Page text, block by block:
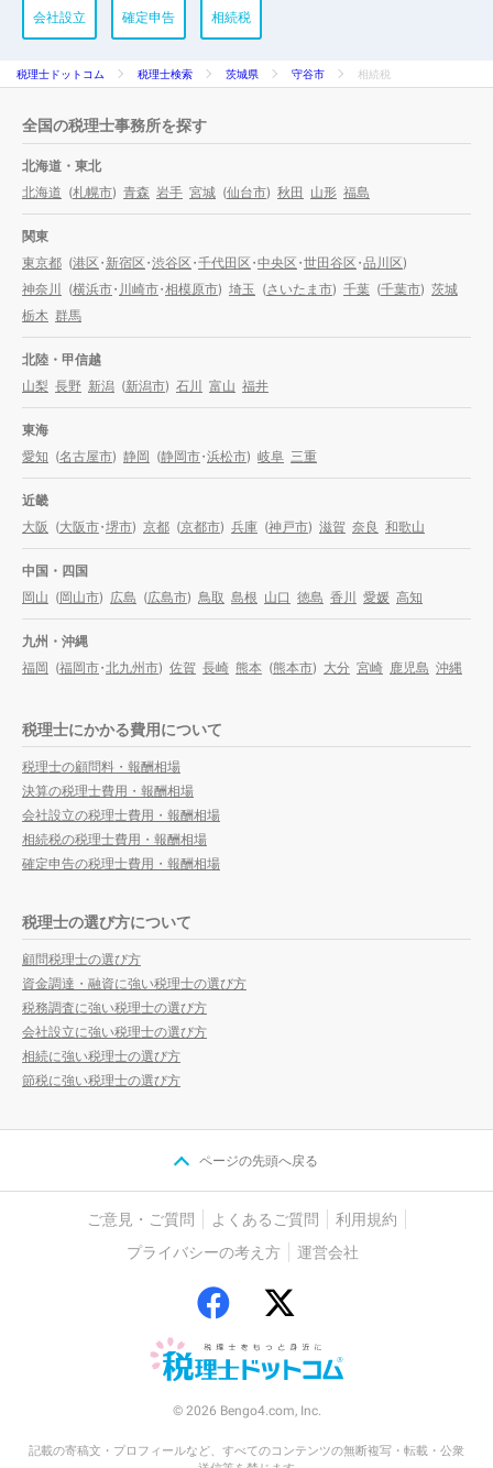
会社設立 確定申告 相続税
税理士ドットコム 税理士検索 茨城県 守谷市 相続税
全国の税理士事務所を探す
北海道・東北
北海道 (札幌市) 青森 岩手 宮城 (仙台市) 秋田 山形 福島
関東
東京都 (港区・新宿区・渋谷区・千代田区・中央区・世田谷区・品川区)
神奈川
(横浜市・川崎市・相模原市) 埼玉 (さいたま市) 千葉 (千葉市) 茨城
栃木 群馬
北陸・甲信越
山梨 長野 新潟 (新潟市) 石川 富山 福井
東海
愛知 (名古屋市) 静岡 (静岡市・浜松市) 岐阜 三重
近畿
大阪 (大阪市・堺市) 京都 (京都市) 兵庫 (神戸市) 滋賀 奈良 和歌山
中国・四国
岡山 (岡山市) 広島 (広島市) 鳥取 島根 山口 徳島 香川 愛媛 高知
九州・沖縄
福岡 (福岡市・北九州市) 佐賀 長崎 熊本 (熊本市) 大分 宮崎 鹿児島 沖縄
税理士にかかる費用について
税理士の顧問料・報酬相場
決算の税理士費用・報酬相場
会社設立の税理士費用・報酬相場
相続税の税理士費用・報酬相場
確定申告の税理士費用・報酬相場
税理士の選び方について
顧問税理士の選び方
資金調達・融資に強い税理士の選び方
税務調査に強い税理士の選び方
会社設立に強い税理士の選び方
相続に強い税理士の選び方
節税に強い税理士の選び方
ページの先頭へ戻る
ご意見・ご質問 よくあるご質問
利用規約
プライバシーの考え方
運営会社
© 2026 Bengo4.com, Inc.
記載の寄稿文・プロフィールなど、すべてのコンテンツの無断複写・転載・公衆